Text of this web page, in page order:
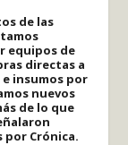
de las
equipos de
directas a
insumos por
nuevos
de lo que
Crónica.